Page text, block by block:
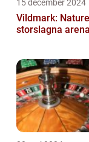
15 december 2024
Vildmark:
storslagna arena